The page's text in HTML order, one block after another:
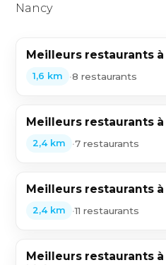
Nancy
Meilleurs restaurants
1,6 km •8 restaurants
Meilleurs restaurants
2,4 km •7 restaurants
Meilleurs restaurants
2,4 km •11 restaurants
Meilleurs restaurants